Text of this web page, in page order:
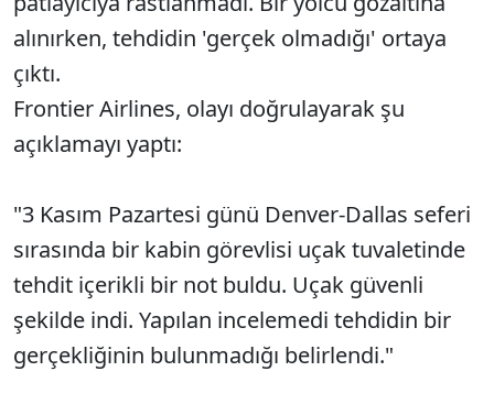
alınırken, tehdidin 'gerçek olmadığı' ortaya
çıktı.
Frontier Airlines, olayı doğrulayarak şu
açıklamayı yaptı:
"3 Kasım Pazartesi günü Denver-Dallas seferi
sırasında bir kabin görevlisi uçak tuvaletinde
tehdit içerikli bir not buldu. Uçak güvenli
şekilde indi. Yapılan incelemedi tehdidin bir
gerçekliğinin bulunmadığı belirlendi."